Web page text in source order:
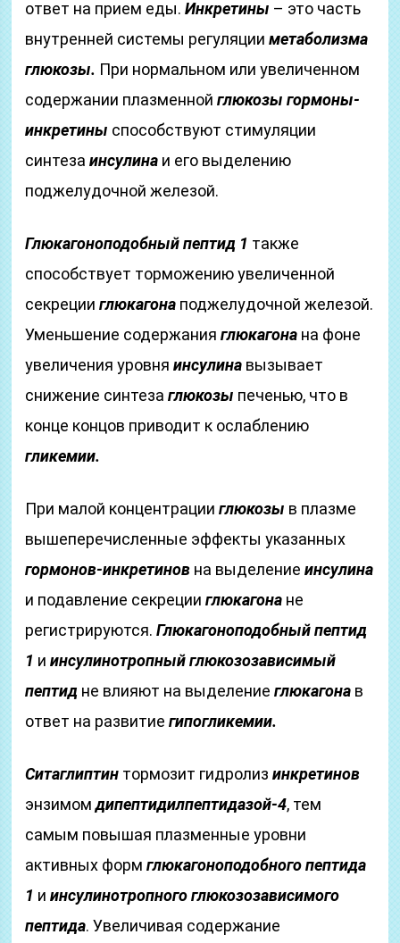
ответ на прием еды.Инкретины – это часть
внутренней системы регуляцииметаболизма
глюкозы. При нормальном или увеличенном
содержании плазменнойглюкозы гормоны-
инкретины способствуют стимуляции
синтеза инсулина и его выделению
поджелудочной железой.
Глюкагоноподобный пептид 1 также
способствует торможению увеличенной
секрецииглюкагона поджелудочной железой.
Уменьшение содержанияглюкагона на фоне
увеличения уровняинсулина вызывает
снижение синтеза глюкозы печенью, что в
конце концов приводит к ослаблению
гликемии.
При малой концентрацииглюкозы в плазме
вышеперечисленные эффекты указанных
гормонов-инкретинов на выделениеинсулина
и подавление секрецииглюкагона не
регистрируются. Глюкагоноподобный пептид
1 иинсулинотропный глюкозозависимый
пептид не влияют на выделениеглюкагона в
ответ на развитиегипогликемии.
Ситаглиптин тормозит гидролизинкретинов
энзимомдипептидилпептидазой-4, тем
самым повышая плазменные уровни
активных формглюкагоноподобного пептида
1 иинсулинотропного глюкозозависимого
пептида. Увеличивая содержание